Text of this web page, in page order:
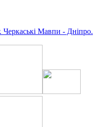
Черкаські Мавпи - Дніпро.